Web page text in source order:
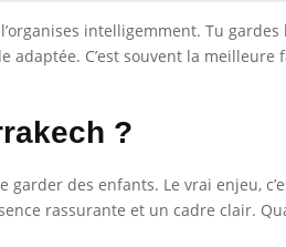
intelligemment. Tu
adaptée. C’est souvent la
?
garder des enfants. Le vrai enjeu,
rassurante et un cadre clair.